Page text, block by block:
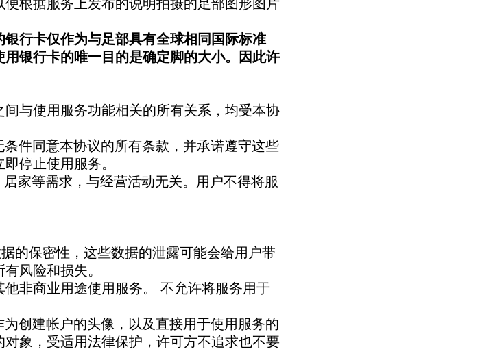
根据服务上发布的说明拍摄的足部图形图片
行卡仅作为与足部具有全球相同国际标准
用银行卡的唯一目的是确定脚的大小。因此许
与使用服务功能相关的所有关系，均受本协
件同意本协议的所有条款，并承诺遵守这些
停止使用服务。
家等需求，与经营活动无关。用户不得将服
的保密性，这些数据的泄露可能会给用户带
风险和损失。
非商业用途使用服务。 不允许将服务用于
创建帐户的头像，以及直接用于使用服务的
象，受适用法律保护，许可方不追求也不要